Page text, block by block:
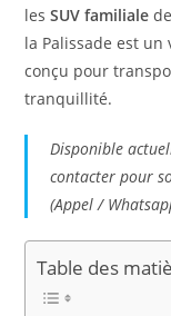
lesSUV familiale
la Palissade est
conçu pour
tranquillité.
Disponible
contacter pour
(Appel /
Table des